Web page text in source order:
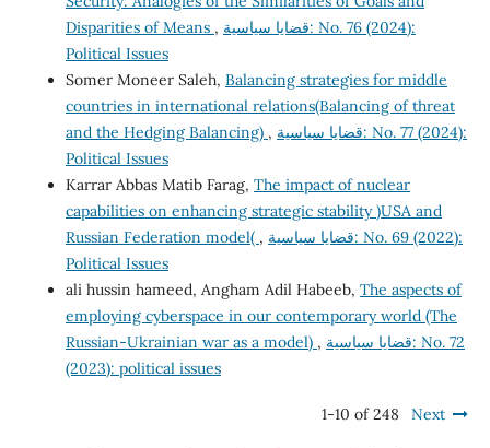
Disparities of Means , قضايا سياسية: No. 76 (2024):
Political Issues
Somer Moneer Saleh, Balancing strategies for middle
countries in international relations(Balancing of threat
and the Hedging Balancing) , قضايا سياسية: No. 77 (2024):
Political Issues
Karrar Abbas Matib Farag, The impact of nuclear
capabilities on enhancing strategic stability )USA and
Russian Federation model( , قضايا سياسية: No. 69 (2022):
Political Issues
ali hussin hameed, Angham Adil Habeeb, The aspects of
employing cyberspace in our contemporary world (The
Russian-Ukrainian war as a model) , قضايا سياسية: No. 72
(2023): political issues
1-10 of 248 Next